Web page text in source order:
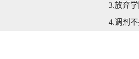
3.放弃
4.调剂